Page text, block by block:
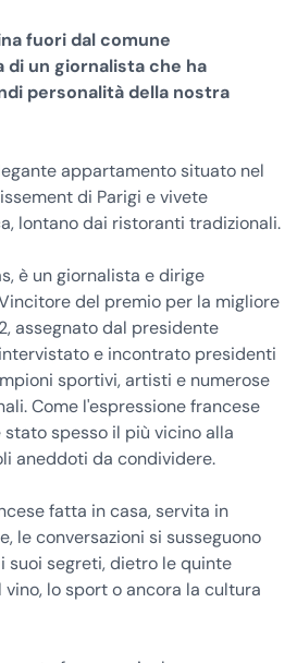
fuori dal comune
di un giornalista che ha
personalità della nostra
appartamento situato nel
di Parigi e vivete
lontano dai ristoranti tradizionali.
è un giornalista e dirige
del premio per la migliore
assegnato dal presidente
e incontrato presidenti
sportivi, artisti e numerose
Come l'espressione francese
stato spesso il più vicino alla
aneddoti da condividere.
fatta in casa, servita in
le conversazioni si susseguono
suoi segreti, dietro le quinte
lo sport o ancora la cultura